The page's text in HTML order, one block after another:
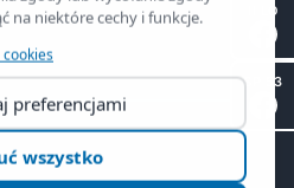
II LO
SP 53